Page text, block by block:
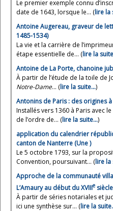
Le premier exemple connu
date de 1643, lorsque le... (lire la
Antoine Augereau, graveur de
1485-1534)
La vie et la carrière de
étape essentielle de... (lire la
Antoine de La Porte, chanoine
À partir de l’étude de la toile de
Notre-Dame... (lire la suite…)
Antonins de Paris : des origines
Installés vers 1360 à Paris avec
de l’ordre de... (lire la suite…)
application du calendrier
canton de Nanterre (Une )
Le 5 octobre 1793, sur la
Convention, poursuivant... (lire
Approche de la communauté
L’Amaury au début du XVIIIe siècle
À partir de séries notariales et
ici une synthèse sur... (lire la